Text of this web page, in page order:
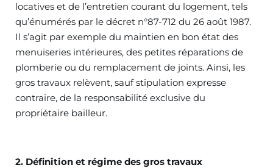
locatives et de l’entretien courant du logement, tels
qu’énumérés par le décret n°87-712 du 26 août 1987.
Il s’agit par exemple du maintien en bon état des
menuiseries intérieures, des petites réparations de
plomberie ou du remplacement de joints. Ainsi, les
gros travaux relèvent, sauf stipulation expresse
contraire, de la responsabilité exclusive du
propriétaire bailleur.
2. Définition et régime des gros travaux